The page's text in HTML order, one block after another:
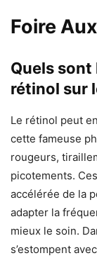
Foire
Quels
rétinol sur
Le rétinol peut
cette fameuse
rougeurs,
picotements.
accélérée de la
adapter la
mieux le soin.
s’estompent